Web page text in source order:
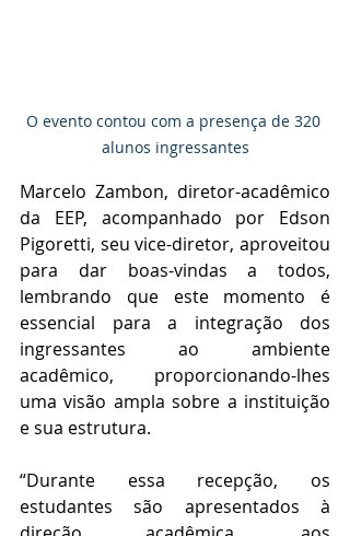
O evento contou com a presença de 320
alunos ingressantes
Marcelo Zambon, diretor-acadêmico
da EEP, acompanhado por Edson
Pigoretti, seu vice-diretor, aproveitou
para dar boas-vindas a todos,
lembrando que este momento é
essencial para a integração dos
ingressantes ao ambiente
acadêmico, proporcionando-lhes
uma visão ampla sobre a instituição
e sua estrutura.
“Durante essa recepção, os
estudantes são apresentados à